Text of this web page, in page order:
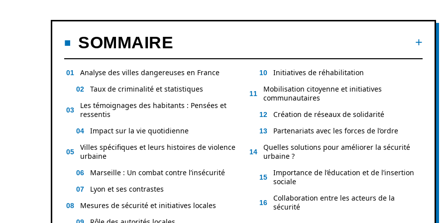
SOMMAIRE
Analyse des villes dangereuses en France
Taux de criminalité et statistiques
Les témoignages des habitants : Pensées et
ressentis
Impact sur la vie quotidienne
Villes spécifiques et leurs histoires de violence
urbaine
Marseille : Un combat contre l’insécurité
Lyon et ses contrastes
Mesures de sécurité et initiatives locales
Initiatives de réhabilitation
Mobilisation citoyenne et initiatives
communautaires
Création de réseaux de solidarité
Partenariats avec les forces de l’ordre
Quelles solutions pour améliorer la sécurité
urbaine ?
Importance de l’éducation et de l’insertion
sociale
Collaboration entre les acteurs de la
sécurité